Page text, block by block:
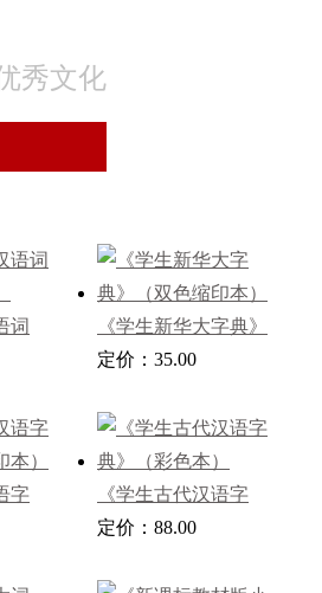
秀文化
词
《学生新华大字典》
（双色缩印本）
定价：35.00
字
）
《学生古代汉语字
典》（彩色本）
定价：88.00